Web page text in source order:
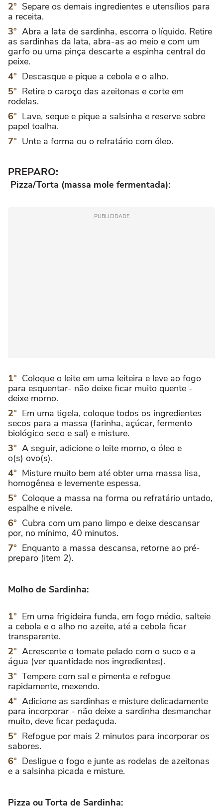
Separe os demais ingredientes e utensílios para
a receita.
Abra a lata de sardinha, escorra o líquido. Retire
as sardinhas da lata, abra-as ao meio e com um
garfo ou uma pinça descarte a espinha central do
peixe.
Descasque e pique a cebola e o alho.
Retire o caroço das azeitonas e corte em
rodelas.
Lave, seque e pique a salsinha e reserve sobre
papel toalha.
Unte a forma ou o refratário com óleo.
PREPARO:
Pizza/Torta (massa mole fermentada):
PUBLICIDADE
Coloque o leite em uma leiteira e leve ao fogo
para esquentar- não deixe ficar muito quente -
deixe morno.
Em uma tigela, coloque todos os ingredientes
secos para a massa (farinha, açúcar, fermento
biológico seco e sal) e misture.
A seguir, adicione o leite morno, o óleo e
o(s) ovo(s).
Misture muito bem até obter uma massa lisa,
homogênea e levemente espessa.
Coloque a massa na forma ou refratário untado,
espalhe e nivele.
Cubra com um pano limpo e deixe descansar
por, no mínimo, 40 minutos.
Enquanto a massa descansa, retorne ao pré-
preparo (item 2).
Molho de Sardinha:
Em uma frigideira funda, em fogo médio, salteie
a cebola e o alho no azeite, até a cebola ficar
transparente.
Acrescente o tomate pelado com o suco e a
água (ver quantidade nos ingredientes).
Tempere com sal e pimenta e refogue
rapidamente, mexendo.
Adicione as sardinhas e misture delicadamente
para incorporar - não deixe a sardinha desmanchar
muito, deve ficar pedaçuda.
Refogue por mais 2 minutos para incorporar os
sabores.
Desligue o fogo e junte as rodelas de azeitonas
e a salsinha picada e misture.
Pizza ou Torta de Sardinha: